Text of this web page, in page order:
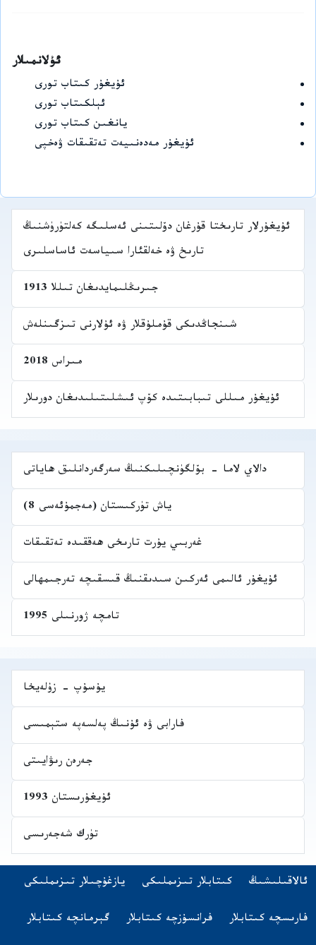
ئۇلانمىلار
ئۇيغۇر كىتاب تورى
ئېلكىتاب تورى
يانغىن كىتاب تورى
ئۇيغۇر مەدەنىيەت تەتقىقات ۋەخپى
ئۇيغۇرلار تارىختا قۇرغان دۆلىتىنى ئەسلىگە كەلتۈرۈشنىڭ
تارىخ ۋە خەلقئارا سىياسەت ئاساسلىرى
جىرىڭلىمايدىغان تىللا 1913
شىنجاڭدىكى قۇملۇقلار ۋە ئۇلارنى تىزگىنلەش
مىراس 2018
ئۇيغۇر مىللى تىبابىتىدە كۆپ ئىشلىتىلىدىغان دورىلار
دالاي لاما - بۆلگۈنچىلىكنىڭ سەرگەردانلىق ھاياتى
ياش تۈركىستان (مەجمۇئەسى 8)
غەربىي يۇرت تارىخى ھەققىدە تەتقىقات
ئۇيغۇر ئالىمى ئەركىن سىدىقنىڭ قىسقىچە تەرجىمھالى
تامچە ژورنىلى 1995
يۇسۇپ - زۇلەيخا
فارابى ۋە ئۇنىڭ پەلسەپە ستېمىسى
جەرەن رىۋايىتى
ئۇيغۇرىستان 1993
تۈرك شەجەرىسى
Navigation
ئالاقىلىشىڭ كىتابلار تىزىملىكى
(opens in new tab) يازغۇچىلار تىزىملىكى
باشقا تىلدىكى كىتابلار
فارىسچە كىتابلار
(opens in new tab) فرانسۇزچە كىتابلار
(opens in new tab) گېرمانچە كىتابلار
(opens in new tab)